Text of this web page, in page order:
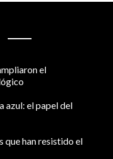
el
azul: el papel del
que han resistido el